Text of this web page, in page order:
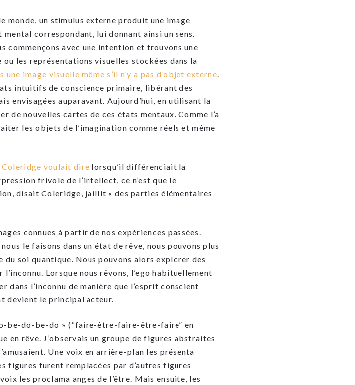
monde, un stimulus externe produit une image
correspondant, lui donnant ainsi un sens.
commençons avec une intention et trouvons une
les représentations visuelles stockées dans la
une image visuelle même s’il n’y a pas d’objet externe
intuitifs de conscience primaire, libérant des
envisagées auparavant. Aujourd’hui, en utilisant la
de nouvelles cartes de ces états mentaux. Comme l’a
les objets de l’imagination comme réels et même
Coleridge voulait dire lorsqu’il différenciait la
frivole de l’intellect, ce n’est que le
disait Coleridge, jaillit « des parties élémentaires
connues à partir de nos expériences passées.
le faisons dans un état de rêve, nous pouvons plus
soi quantique. Nous pouvons alors explorer des
Lorsque nous rêvons, l’ego habituellement
l’inconnu de manière que l’esprit conscient
devient le principal acteur.
be-do-be-do » (“faire-être-faire-être-faire” en
en rêve. J’observais un groupe de figures abstraites
Une voix en arrière-plan les présenta
figures furent remplacées par d’autres figures
les proclama anges de l’être. Mais ensuite, les